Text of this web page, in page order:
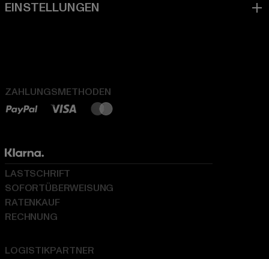
ZAHLUNGSMETHODEN
LOGISTIKPARTNER
LASTSCHRIFT
SOFORTÜBERWEISUNG
RATENKAUF
RECHNUNG